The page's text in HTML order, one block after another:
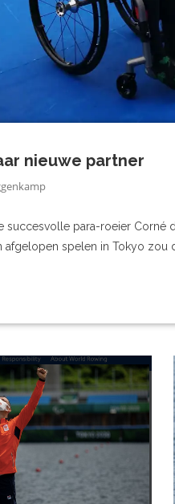
nieuwe partner
succesvolle para-roeier Corné
afgelopen spelen in Tokyo zou